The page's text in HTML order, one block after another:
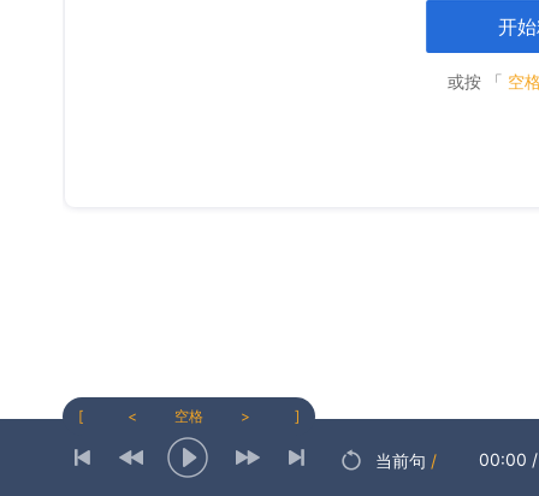
开
或按 「 空
[ < 空格 > ]
当前句 / 00:00 /